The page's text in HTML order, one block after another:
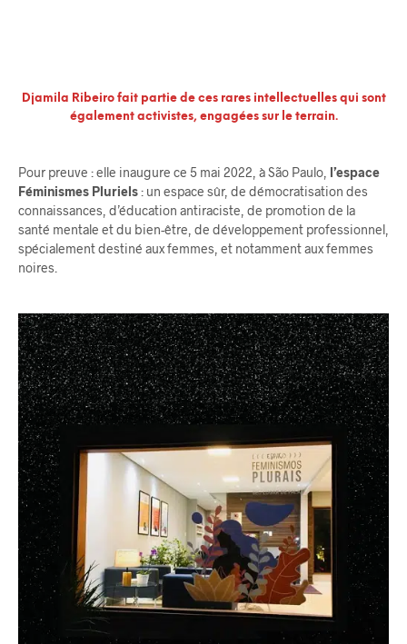
Djamila Ribeiro fait partie de ces rares intellectuelles qui sont
également activistes, engagées sur le terrain.
Pour preuve : elle inaugure ce 5 mai 2022, à São Paulo, l’espace
Féminismes Pluriels: un espace sûr, de démocratisation des
connaissances, d’éducation antiraciste, de promotion de la
santé mentale et du bien-être, de développement professionnel,
spécialement destiné aux femmes, et notamment aux femmes
noires.